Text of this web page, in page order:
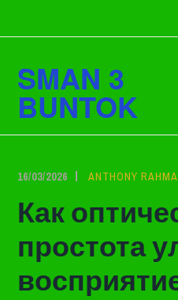
ke
SMAN 3
BUNTOK
16/03/2026 ANTHONY
Как
простота